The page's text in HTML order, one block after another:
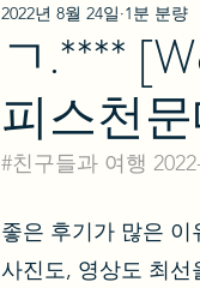
ㄱ.****
피스천
2022년 8월 24일 1분 분량
#친구들과 여행
좋은 후기가 많은
사진도, 영상도 최